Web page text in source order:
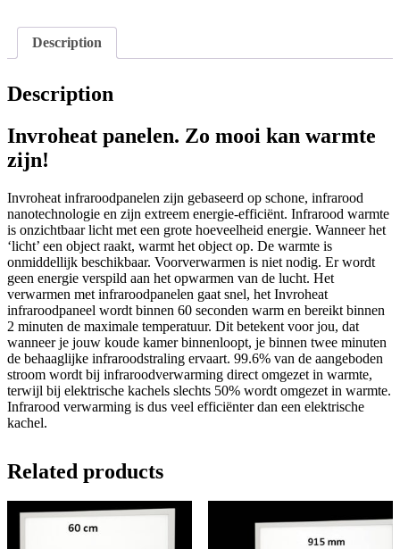
Description
Description
Invroheat panelen. Zo mooi kan warmte
zijn!
Invroheat infraroodpanelen zijn gebaseerd op schone, infrarood
nanotechnologie en zijn extreem energie-efficiënt. Infrarood warmte
is onzichtbaar licht met een grote hoeveelheid energie. Wanneer het
‘licht’ een object raakt, warmt het object op. De warmte is
onmiddellijk beschikbaar. Voorverwarmen is niet nodig. Er wordt
geen energie verspild aan het opwarmen van de lucht. Het
verwarmen met infraroodpanelen gaat snel, het Invroheat
infraroodpaneel wordt binnen 60 seconden warm en bereikt binnen
2 minuten de maximale temperatuur. Dit betekent voor jou, dat
wanneer je jouw koude kamer binnenloopt, je binnen twee minuten
de behaaglijke infraroodstraling ervaart. 99.6% van de aangeboden
stroom wordt bij infraroodverwarming direct omgezet in warmte,
terwijl bij elektrische kachels slechts 50% wordt omgezet in warmte.
Infrarood verwarming is dus veel efficiënter dan een elektrische
kachel.
Related products